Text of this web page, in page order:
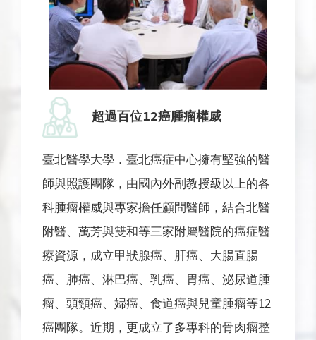
超過百位12癌腫瘤權威
臺北醫學大學．臺北癌症中心擁有堅強的醫
師與照護團隊，由國內外副教授級以上的各
科腫瘤權威與專家擔任顧問醫師，結合北醫
附醫、萬芳與雙和等三家附屬醫院的癌症醫
療資源，成立甲狀腺癌、肝癌、大腸直腸
癌、肺癌、淋巴癌、乳癌、胃癌、泌尿道腫
瘤、頭頸癌、婦癌、食道癌與兒童腫瘤等12
癌團隊。近期，更成立了多專科的骨肉瘤整